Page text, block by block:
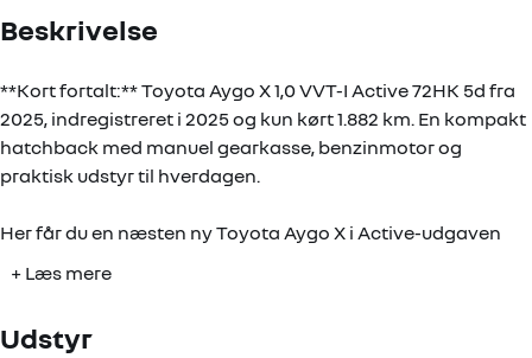
Beskrivelse
**Kort fortalt:** Toyota Aygo X 1,0 VVT-I Active 72HK 5d fra
2025, indregistreret i 2025 og kun kørt 1.882 km. En kompakt
hatchback med manuel gearkasse, benzinmotor og
praktisk udstyr til hverdagen.
Her får du en næsten ny Toyota Aygo X i Active-udgaven
brændstoføkonomi på 25,2 km/l og en CO2-udledning på
+ Læs mere
Udstyr